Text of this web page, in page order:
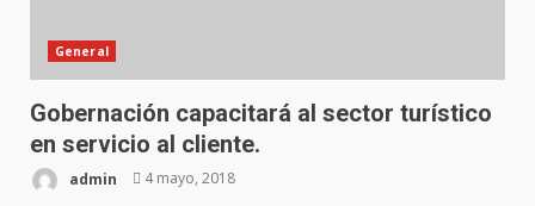
General
Gobernación capacitará al sector turístico
en servicio al cliente.
admin 4 mayo, 2018